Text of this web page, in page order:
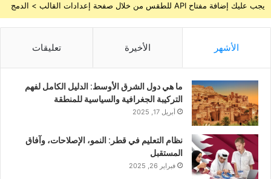
يجب عليك إضافة مفتاح API للطقس من خلال صفحة إعدادات القالب > الدمج
الأشهر الأخيرة تعليقات
ما هي دول الشرق الأوسط: الدليل الكامل لفهم
التركيبة الجغرافية والسياسية للمنطقة
أبريل 17, 2025
نظام التعليم في قطر: النمو، الإصلاحات، وآفاق
المستقبل
فبراير 26, 2025